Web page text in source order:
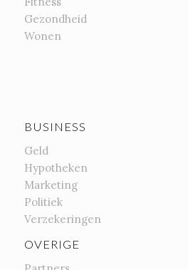
Gezondheid
Wonen
BUSINESS
Geld
Hypotheken
Marketing
Politiek
Verzekeringen
OVERIGE